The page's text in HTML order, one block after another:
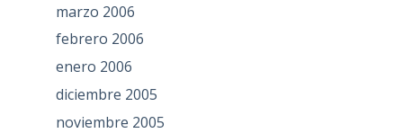
marzo 2006
febrero 2006
enero 2006
diciembre 2005
noviembre 2005